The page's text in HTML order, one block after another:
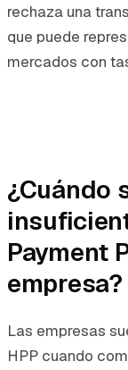
rechaza una
que puede
mercados con
¿Cuándo
Payment
empresa?
Las empresas
HPP cuando